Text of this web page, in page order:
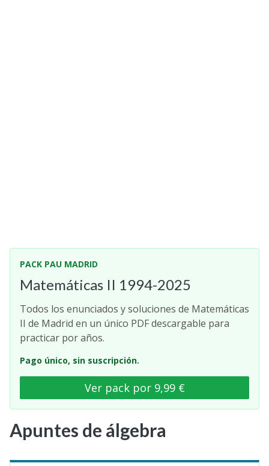
PACK PAU MADRID
Matemáticas II 1994-2025
Todos los enunciados y soluciones de Matemáticas
II de Madrid en un único PDF descargable para
practicar por años.
Pago único, sin suscripción.
Ver pack por 9,99 €
Apuntes de álgebra